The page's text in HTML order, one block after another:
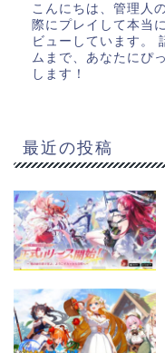
こんにちは、管理人
際にプレイして本当
ビューしています。
ムまで、あなたにぴ
します！
最近の投稿